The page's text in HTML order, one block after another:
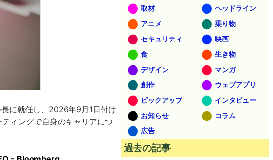
に就任し、2026年9月1日付け
ィングで自身のキャリアにつ
取材
ヘッドライン
アニメ
乗り物
セキュリティ
映画
食
生き物
デザイン
マンガ
創作
ウェブアプリ
ピックアップ
インタビュー
お知らせ
コラム
広告
過去の記事